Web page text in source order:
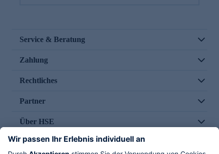
Service & Beratung
Zahlung
Rechtliches
Partner
Über HSE
Im TV